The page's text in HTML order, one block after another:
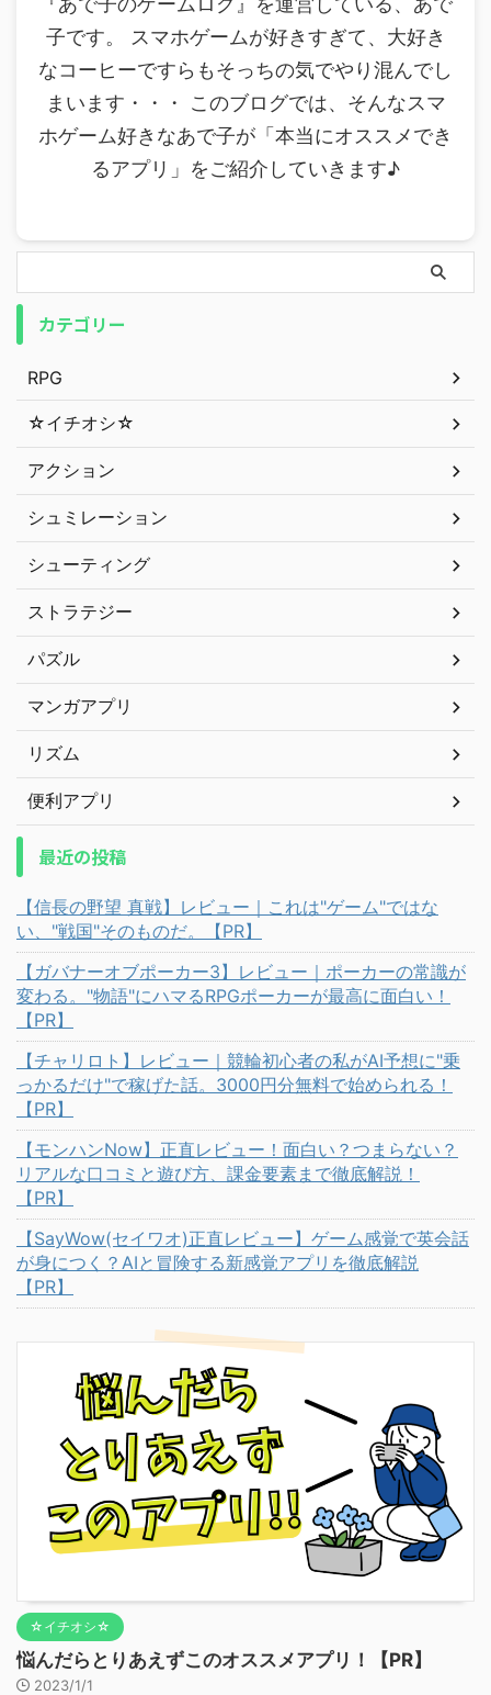
子です。 スマホゲームが好きすぎて、大好き
なコーヒーですらもそっちの気でやり混んでし
まいます・・・ このブログでは、そんなスマ
ホゲーム好きなあで子が「本当にオススメでき
るアプリ」をご紹介していきます♪
カテゴリー
RPG
☆イチオシ☆
アクション
シュミレーション
シューティング
ストラテジー
パズル
マンガアプリ
リズム
便利アプリ
最近の投稿
【信長の野望 真戦】レビュー｜これは"ゲーム"ではな
い、"戦国"そのものだ。【PR】
【ガバナーオブポーカー3】レビュー｜ポーカーの常識が
変わる。"物語"にハマるRPGポーカーが最高に面白い！
【PR】
【チャリロト】レビュー｜競輪初心者の私がAI予想に"乗
っかるだけ"で稼げた話。3000円分無料で始められる！
【PR】
【モンハンNow】正直レビュー！面白い？つまらない？
リアルな口コミと遊び方、課金要素まで徹底解説！
【PR】
【SayWow(セイワオ)正直レビュー】ゲーム感覚で英会話
が身につく？AIと冒険する新感覚アプリを徹底解説
【PR】
☆イチオシ☆
悩んだらとりあえずこのオススメアプリ！【PR】
2023/1/1